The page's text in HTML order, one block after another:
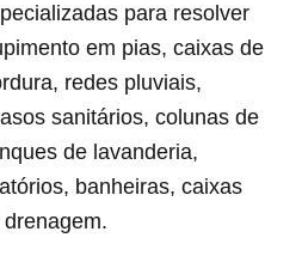
para resolver
em pias, caixas de
redes pluviais,
sanitários, colunas de
de lavanderia,
banheiras, caixas